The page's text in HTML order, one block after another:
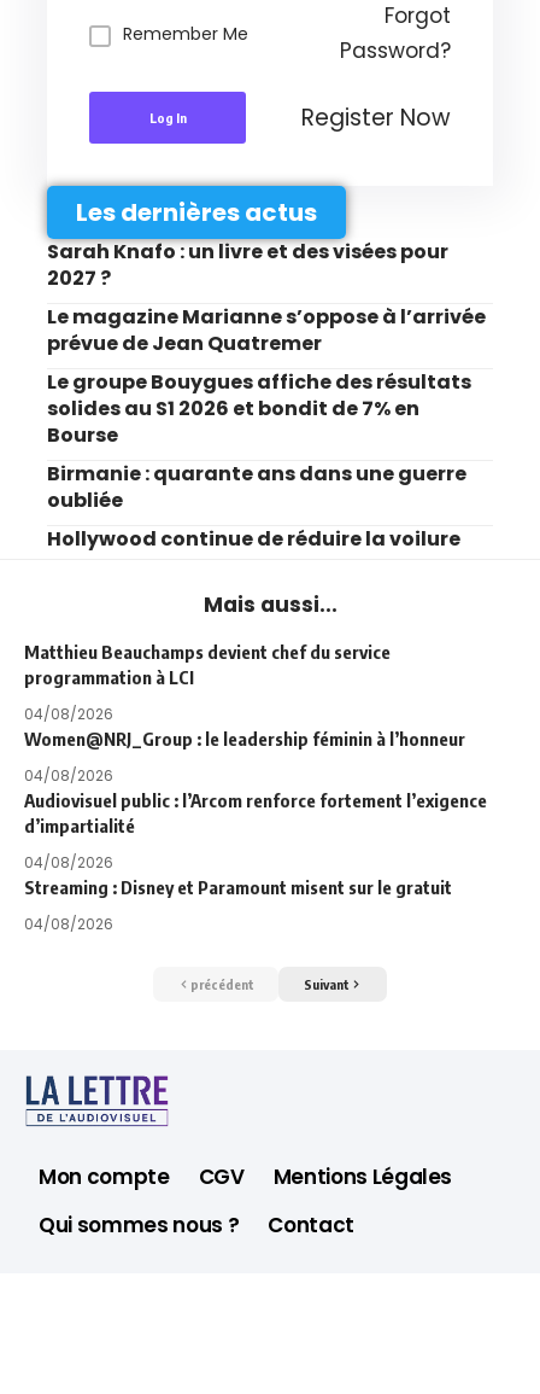
Remember Me
Forgot
Password?
Log In Register Now
Les dernières actus
Sarah Knafo : un livre et des visées pour
2027 ?
Le magazine Marianne s’oppose à l’arrivée
prévue de Jean Quatremer
Le groupe Bouygues affiche des résultats
solides au S1 2026 et bondit de 7% en
Bourse
Birmanie : quarante ans dans une guerre
oubliée
Hollywood continue de réduire la voilure
Mais aussi...
Matthieu Beauchamps devient chef du service
programmation à LCI
04/08/2026
Women@NRJ_Group : le leadership féminin à l’honneur
04/08/2026
Audiovisuel public : l’Arcom renforce fortement l’exigence
d’impartialité
04/08/2026
Streaming : Disney et Paramount misent sur le gratuit
04/08/2026
précédent Suivant
Mon compte CGV
Mentions Légales
Qui sommes nous ?
Contact